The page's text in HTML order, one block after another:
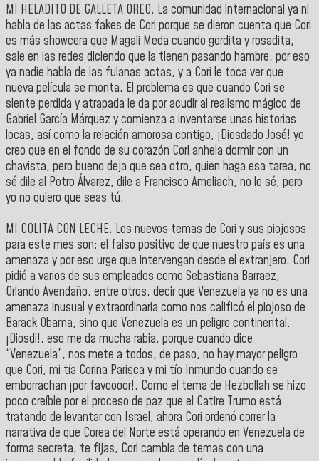
MI HELADITO DE GALLETA OREO. La comunidad internacional ya ni
habla de las actas fakes de Cori porque se dieron cuenta que Cori
es más showcera que Magali Meda cuando gordita y rosadita,
sale en las redes diciendo que la tienen pasando hambre, por eso
ya nadie habla de las fulanas actas, y a Cori le toca ver que
nueva película se monta. El problema es que cuando Cori se
siente perdida y atrapada le da por acudir al realismo mágico de
Gabriel García Márquez y comienza a inventarse unas historias
locas, así como la relación amorosa contigo, ¡Diosdado José! yo
creo que en el fondo de su corazón Cori anhela dormir con un
chavista, pero bueno deja que sea otro, quien haga esa tarea, no
sé dile al Potro Álvarez, dile a Francisco Ameliach, no lo sé, pero
yo no quiero que seas tú.
MI COLITA CON LECHE. Los nuevos temas de Cori y sus piojosos
para este mes son: el falso positivo de que nuestro país es una
amenaza y por eso urge que intervengan desde el extranjero. Cori
pidió a varios de sus empleados como Sebastiana Barraez,
Orlando Avendaño, entre otros, decir que Venezuela ya no es una
amenaza inusual y extraordinaria como nos calificó el piojoso de
Barack Obama, sino que Venezuela es un peligro continental.
¡Diosdi!, eso me da mucha rabia, porque cuando dice
“Venezuela”, nos mete a todos, de paso, no hay mayor peligro
que Cori, mi tía Corina Parisca y mi tío Inmundo cuando se
emborrachan ¡por favoooor!. Como el tema de Hezbollah se hizo
poco creíble por el proceso de paz que el Catire Trumo está
tratando de levantar con Israel, ahora Cori ordenó correr la
narrativa de que Corea del Norte está operando en Venezuela de
forma secreta, te fijas, Cori cambia de temas con una